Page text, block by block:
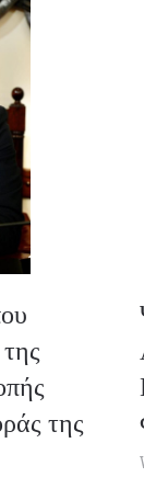
της